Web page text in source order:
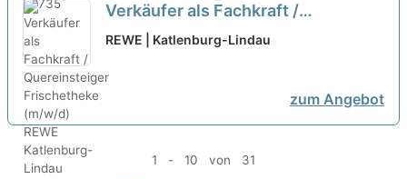
Verkäufer als Fachkraft /
Quereinsteiger Frischetheke
REWE | Katlenburg-Lindau
zum Angebot
1 - 10 von 31